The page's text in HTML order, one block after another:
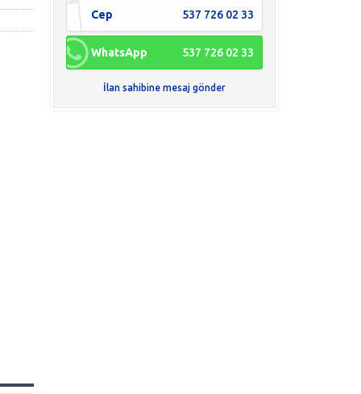
Cep 537 726 02 33
WhatsApp 537 726 02 33
İlan sahibine mesaj gönder